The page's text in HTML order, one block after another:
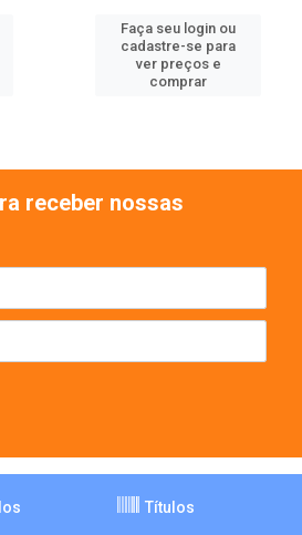
Faça seu login ou
cadastre-se para
ver preços e
comprar
receber nossas
Títulos